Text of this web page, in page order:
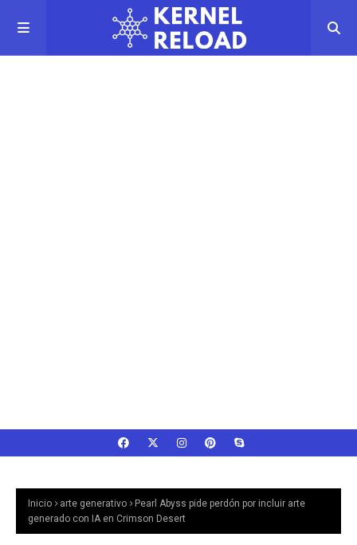
Inicio arte generativo
Pearl Abyss pide perdón por incluir arte
generado con IA en Crimson Desert